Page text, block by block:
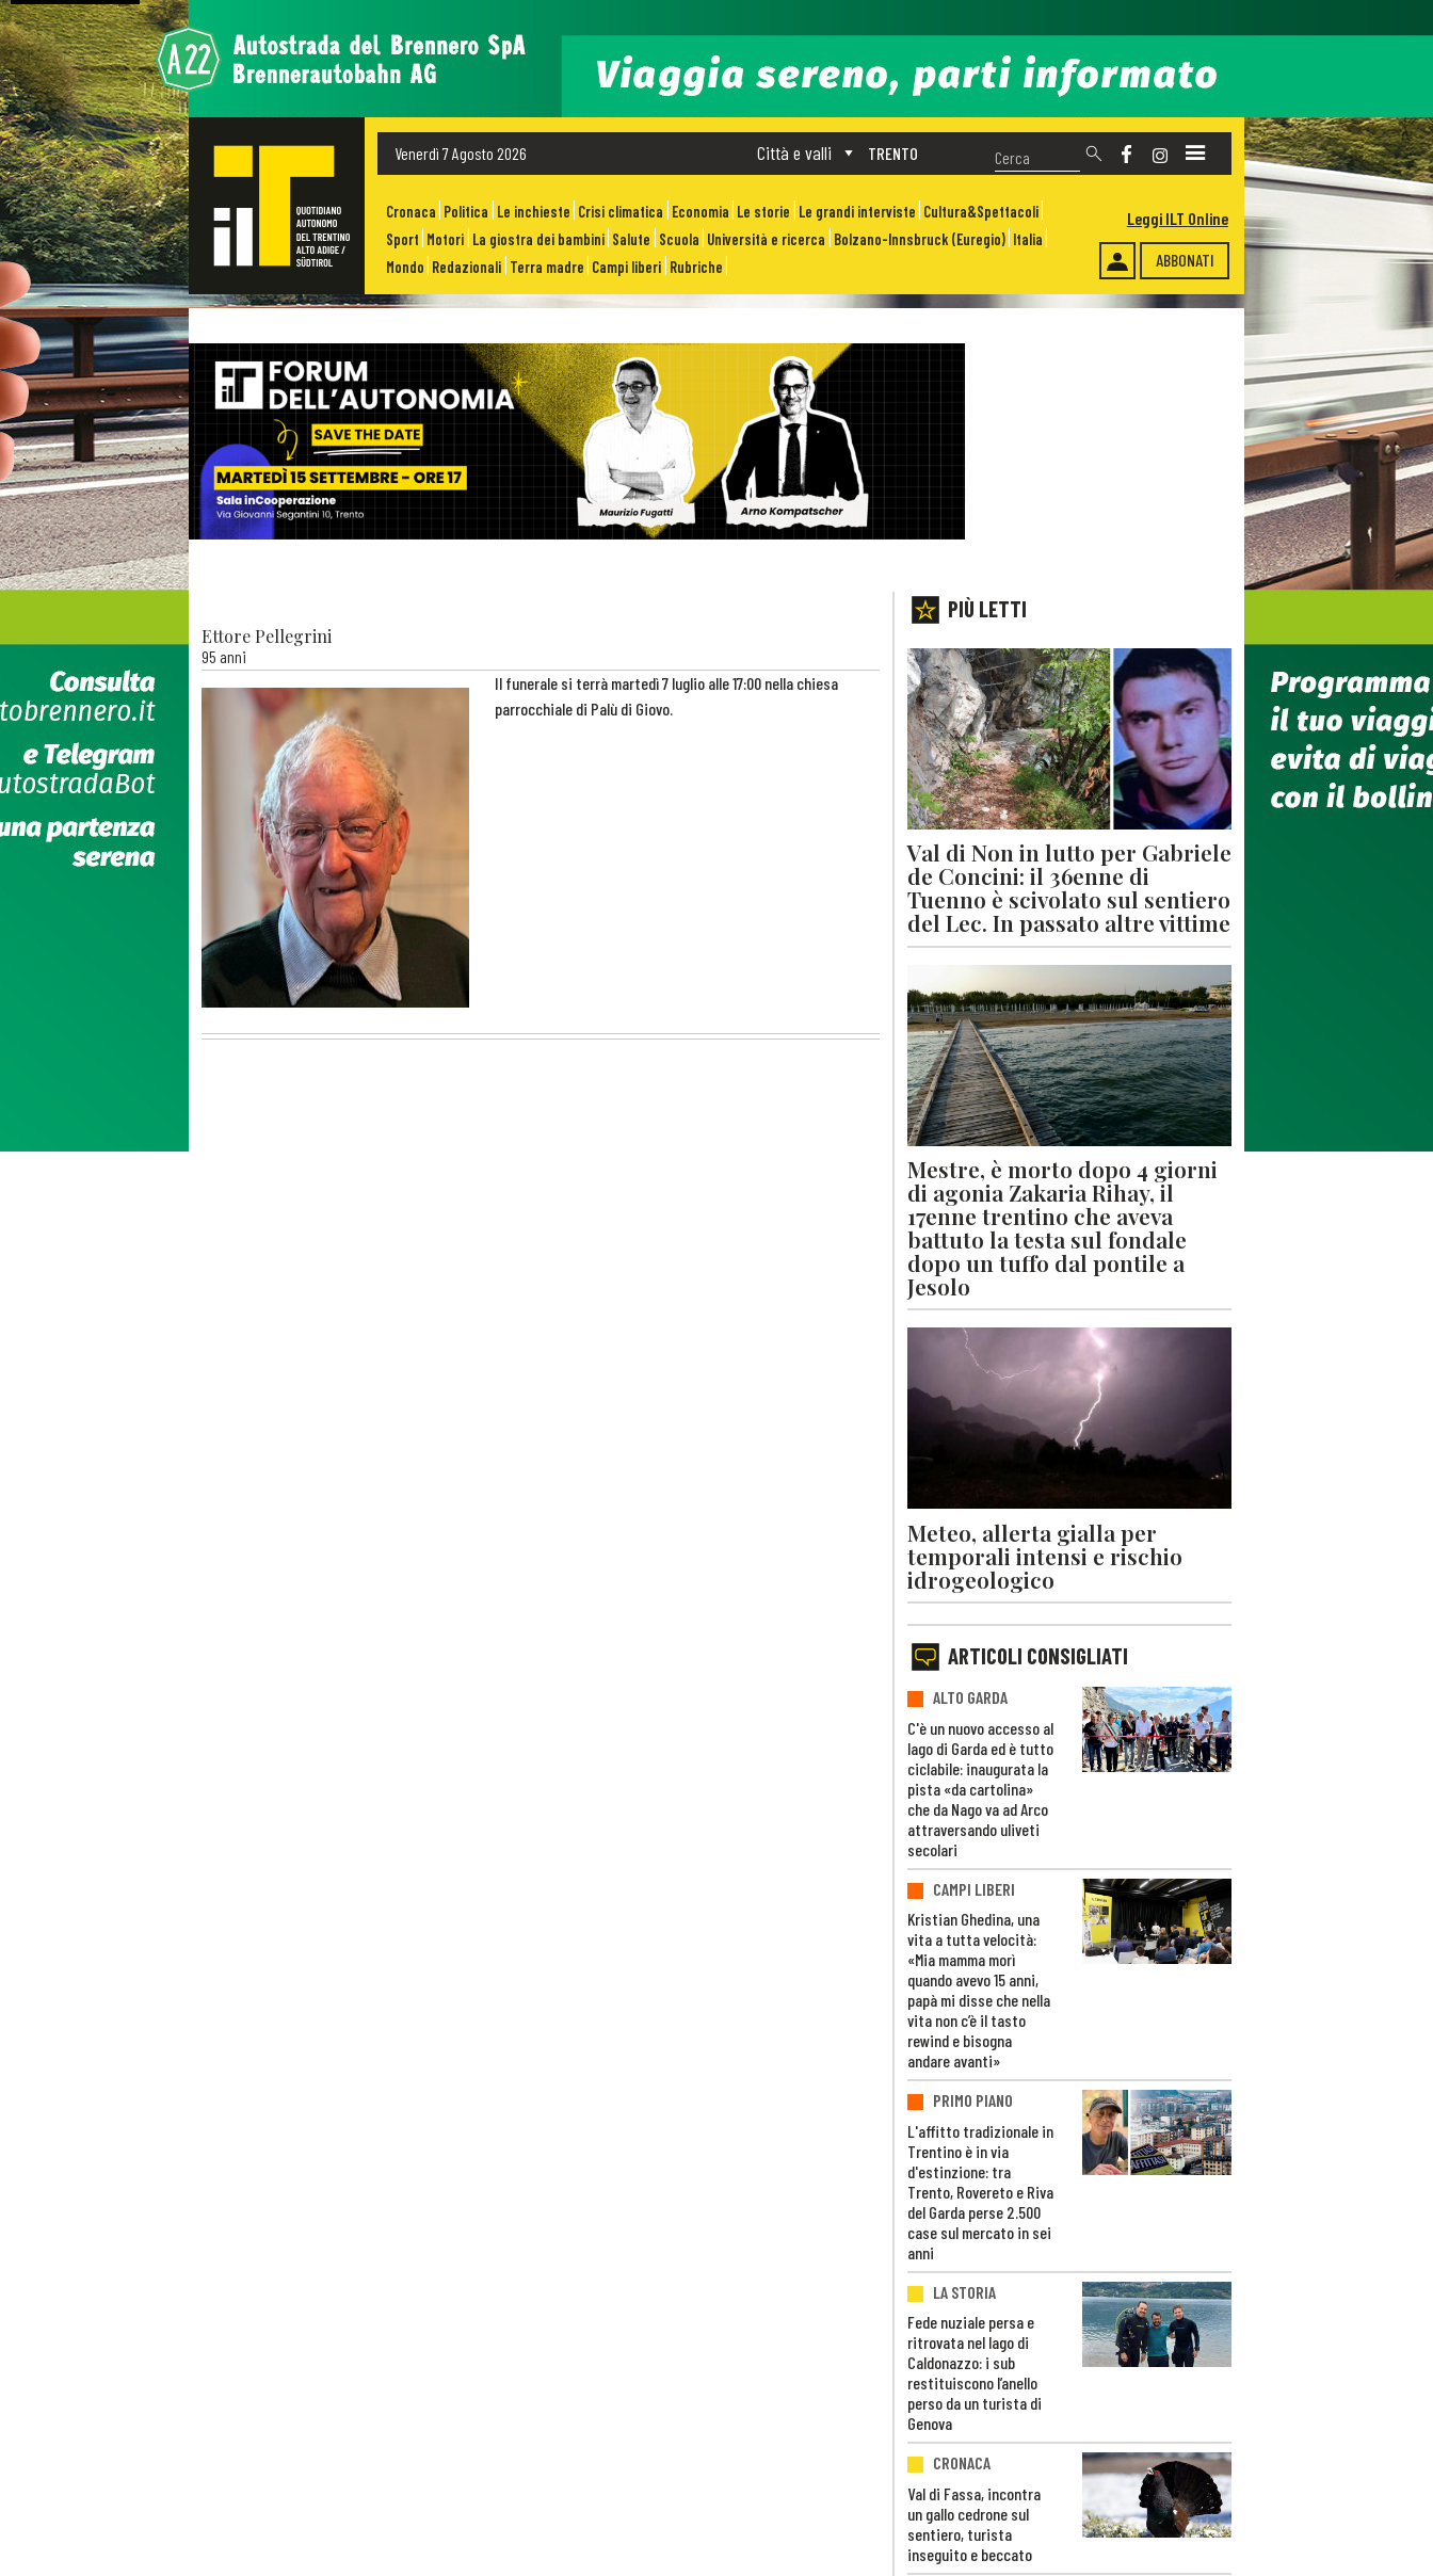
Venerdì 7 Agosto 2026 TRENTO
Città e valli
Cronaca Politica Le inchieste Crisi climatica Economia Le storie Le grandi interviste Cultura&Spettacoli
Sport Motori La giostra dei bambini Salute Scuola Università e ricerca Bolzano-Innsbruck (Euregio) Italia
Mondo Redazionali Terra madre Campi liberi Rubriche ABBONATI
Leggi ILT Online
Ettore Pellegrini
95 anni
Il funerale si terrà martedì 7 luglio alle 17:00 nella chiesa
parrocchiale di Palù di Giovo.
PIÙ LETTI
Val di Non in lutto per Gabriele
de Concini: il 36enne di
Tuenno è scivolato sul sentiero
del Lec. In passato altre vittime
Mestre, è morto dopo 4 giorni
di agonia Zakaria Rihay, il
17enne trentino che aveva
battuto la testa sul fondale
dopo un tuffo dal pontile a
Jesolo
Meteo, allerta gialla per
temporali intensi e rischio
idrogeologico
ARTICOLI CONSIGLIATI
ALTO GARDA
C'è un nuovo accesso al
lago di Garda ed è tutto
ciclabile: inaugurata la
pista «da cartolina»
che da Nago va ad Arco
attraversando uliveti
secolari
CAMPI LIBERI
Kristian Ghedina, una
vita a tutta velocità:
«Mia mamma morì
quando avevo 15 anni,
papà mi disse che nella
vita non c’è il tasto
rewind e bisogna
andare avanti»
PRIMO PIANO
L'affitto tradizionale in
Trentino è in via
d'estinzione: tra
Trento, Rovereto e Riva
del Garda perse 2.500
case sul mercato in sei
anni
LA STORIA
Fede nuziale persa e
ritrovata nel lago di
Caldonazzo: i sub
restituiscono l’anello
perso da un turista di
Genova
CRONACA
Val di Fassa, incontra
un gallo cedrone sul
sentiero, turista
inseguito e beccato